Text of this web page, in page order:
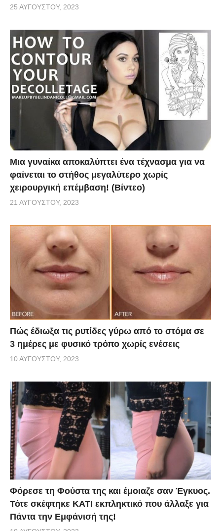
25 ΑΥΓΟΎΣΤΟΥ, 2023
Μια γυναίκα αποκαλύπτει ένα τέχνασμα για να
φαίνεται το στήθος μεγαλύτερο χωρίς
χειρουργική επέμβαση! (Βίντεο)
21 ΑΥΓΟΎΣΤΟΥ, 2023
Πώς έδιωξα τις ρυτίδες γύρω από το στόμα σε
3 ημέρες με φυσικό τρόπο χωρίς ενέσεις
10 ΑΥΓΟΎΣΤΟΥ, 2023
Φόρεσε τη Φούστα της και έμοιαζε σαν Έγκυος.
Τότε σκέφτηκε ΚΑΤΙ εκπληκτικό που άλλαξε για
Πάντα την Εμφάνισή της!